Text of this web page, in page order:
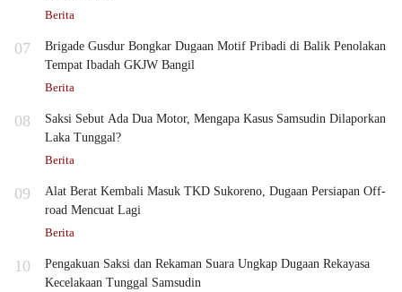
Berita
07
Brigade Gusdur Bongkar Dugaan Motif Pribadi di Balik Penolakan
Tempat Ibadah GKJW Bangil
Berita
08
Saksi Sebut Ada Dua Motor, Mengapa Kasus Samsudin Dilaporkan
Laka Tunggal?
Berita
09
Alat Berat Kembali Masuk TKD Sukoreno, Dugaan Persiapan Off-
road Mencuat Lagi
Berita
10
Pengakuan Saksi dan Rekaman Suara Ungkap Dugaan Rekayasa
Kecelakaan Tunggal Samsudin